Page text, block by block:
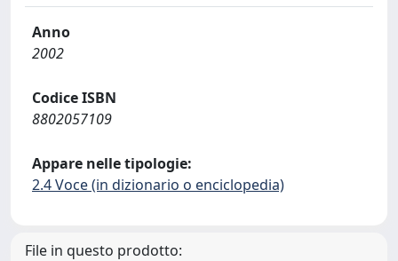
Anno
2002
Codice ISBN
8802057109
Appare nelle tipologie:
2.4 Voce (in dizionario o enciclopedia)
File in questo prodotto: